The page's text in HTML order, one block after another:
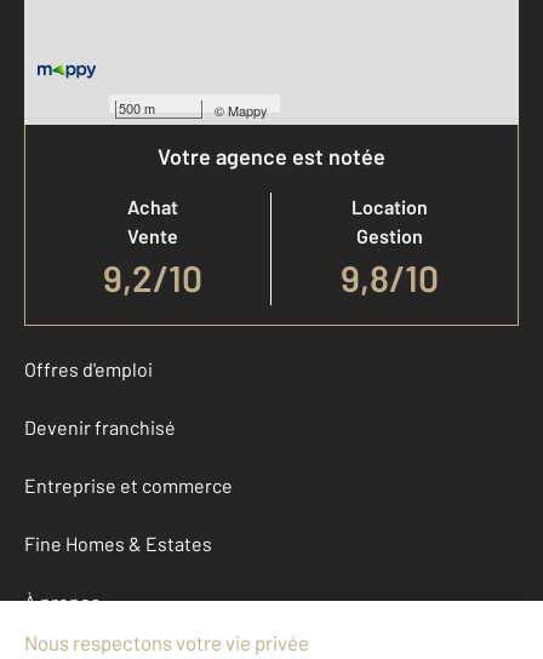
500 m ©Mappy
Votre agence est notée
Achat
Vente
9,2/10
Location
Gestion
9,8/10
Offres d'emploi
Devenir franchisé
Entreprise et commerce
Fine Homes & Estates
À propos